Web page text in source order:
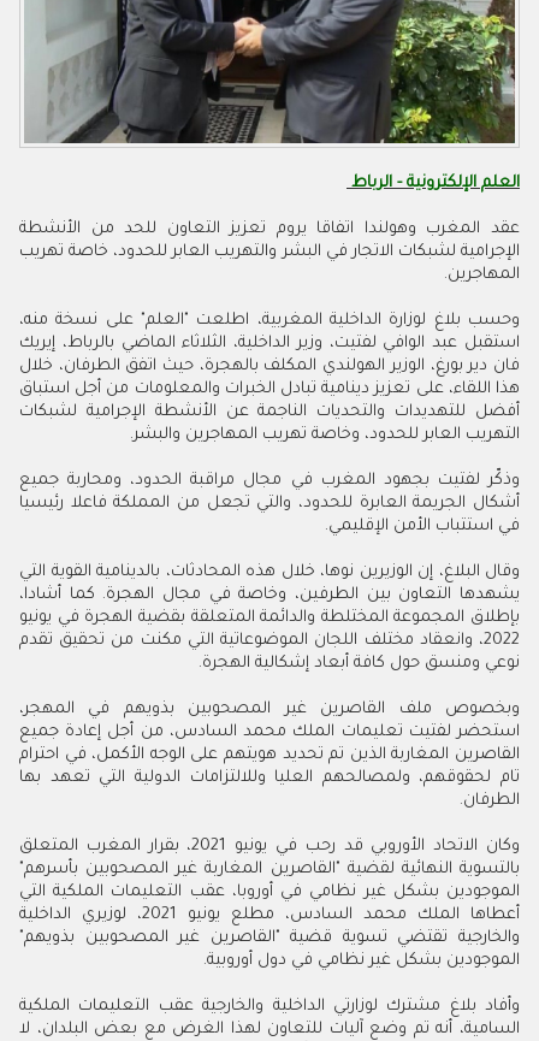
العلم الإلكترونية - الرباط
عقد المغرب وهولندا اتفاقا يروم تعزيز التعاون للحد من الأنشطة
الإجرامية لشبكات الاتجار في البشر والتهريب العابر للحدود، خاصة تهريب
المهاجرين.
وحسب بلاغ لوزارة الداخلية المغربية، اطلعت "العلم" على نسخة منه،
استقبل عبد الوافي لفتيت، وزير الداخلية، الثلاثاء الماضي بالرباط، إيريك
فان دير بورغ، الوزير الهولندي المكلف بالهجرة، حيث اتفق الطرفان، خلال
هذا اللقاء، على تعزيز دينامية تبادل الخبرات والمعلومات من أجل استباق
أفضل للتهديدات والتحديات الناجمة عن الأنشطة الإجرامية لشبكات
التهريب العابر للحدود، وخاصة تهريب المهاجرين والبشر.
وذكّر لفتيت بجهود المغرب في مجال مراقبة الحدود، ومحاربة جميع
أشكال الجريمة العابرة للحدود، والتي تجعل من المملكة فاعلا رئيسيا
في استتباب الأمن الإقليمي.
وقال البلاغ، إن الوزيرين نوها، خلال هذه المحادثات، بالدينامية القوية التي
يشهدها التعاون بين الطرفين، وخاصة في مجال الهجرة. كما أشادا،
بإطلاق المجموعة المختلطة والدائمة المتعلقة بقضية الهجرة في يونيو
2022، وانعقاد مختلف اللجان الموضوعاتية التي مكنت من تحقيق تقدم
نوعي ومنسق حول كافة أبعاد إشكالية الهجرة.
وبخصوص ملف القاصرين غير المصحوبين بذويهم في المهجر،
استحضر لفتيت تعليمات الملك محمد السادس، من أجل إعادة جميع
القاصرين المغاربة الذين تم تحديد هويتهم على الوجه الأكمل، في احترام
تام لحقوقهم، ولمصالحهم العليا وللالتزامات الدولية التي تعهد بها
الطرفان.
وكان الاتحاد الأوروبي قد رحب في يونيو 2021، بقرار المغرب المتعلق
بالتسوية النهائية لقضية "القاصرين المغاربة غير المصحوبين بأسرهم"
الموجودين بشكل غير نظامي في أوروبا، عقب التعليمات الملكية التي
أعطاها الملك محمد السادس، مطلع يونيو 2021، لوزيري الداخلية
والخارجية تقتضي تسوية قضية "القاصرين غير المصحوبين بذويهم"
الموجودين بشكل غير نظامي في دول أوروبية.
وأفاد بلاغ مشترك لوزارتي الداخلية والخارجية عقب التعليمات الملكية
السامية، أنه تم وضع آليات للتعاون لهذا الغرض مع بعض البلدان، لا